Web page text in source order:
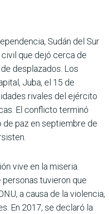
Sudán del Sur
que dejó cerca de
desplazados. Los
Juba, el 15 de
rivales del ejército
El conflicto terminó
paz en septiembre de
vive en la miseria.
tuvieron que
a causa de la violencia,
En 2017, se declaró la